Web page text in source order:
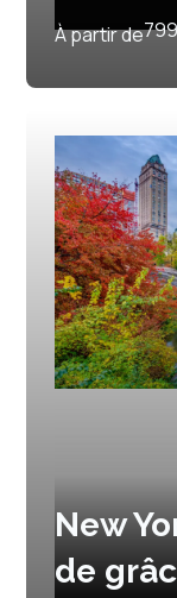
À partir de
New
de